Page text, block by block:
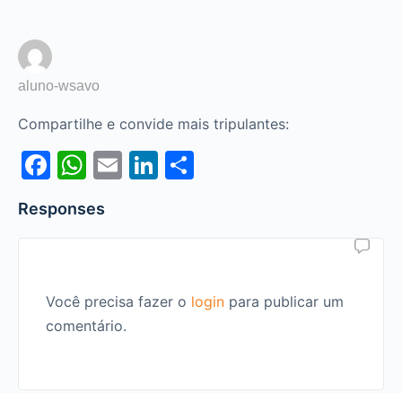
aluno-wsavo
Compartilhe e convide mais tripulantes:
Facebook
WhatsApp
EmailLinkedIn
Responses
Você precisa fazer o login para publicar um
comentário.